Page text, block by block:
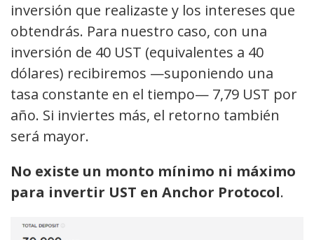
inversión que realizaste y los intereses que
obtendrás. Para nuestro caso, con una
inversión de 40 UST (equivalentes a 40
dólares) recibiremos —suponiendo una
tasa constante en el tiempo— 7,79 UST por
año. Si inviertes más, el retorno también
será mayor.
No existe un monto mínimo ni máximo
para invertir UST en Anchor Protocol.